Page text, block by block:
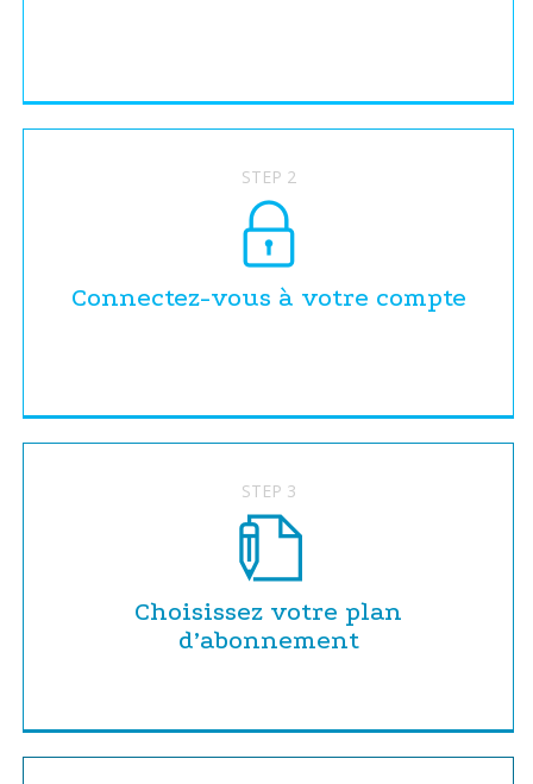
STEP 2
Connectez-vous à votre compte
STEP 3
Choisissez votre plan
d’abonnement